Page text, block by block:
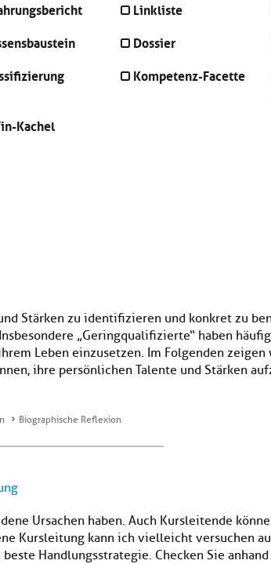
Linkliste
Dossier
Kompetenz-Facette
Kachel
Stärken zu identifizieren und konkret zu
„Geringqualifizierte“ haben
Leben einzusetzen. Im Folgenden zeigen
ihre persönlichen Talente und Stärken
Biographische Reflexion
Ursachen haben. Auch Kursleitende
Kursleitung kann ich vielleicht versuchen
Handlungsstrategie. Checken Sie